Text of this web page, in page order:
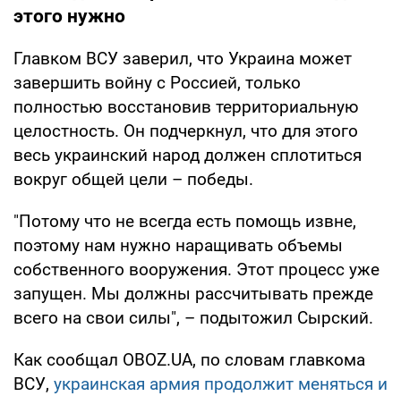
этого нужно
Главком ВСУ заверил, что Украина может
завершить войну с Россией, только
полностью восстановив территориальную
целостность. Он подчеркнул, что для этого
весь украинский народ должен сплотиться
вокруг общей цели – победы.
"Потому что не всегда есть помощь извне,
поэтому нам нужно наращивать объемы
собственного вооружения. Этот процесс уже
запущен. Мы должны рассчитывать прежде
всего на свои силы", – подытожил Сырский.
Как сообщал OBOZ.UA, по словам главкома
ВСУ, украинская армия продолжит меняться и